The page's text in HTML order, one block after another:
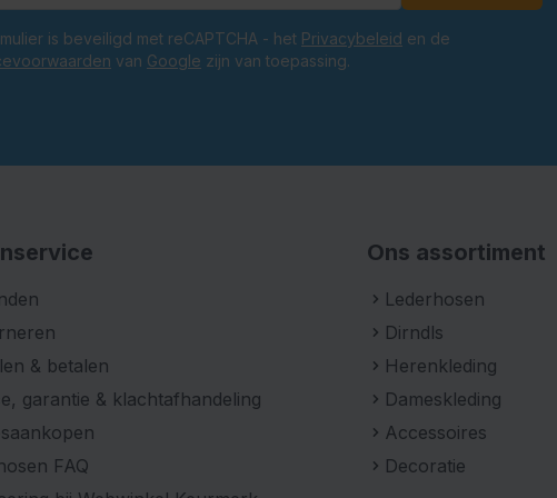
is beveiligd met reCAPTCHA - het Privacybeleid en de
van Google zijn van toepassing.
& betalen
garantie & klachtafhandeling
FAQ
Ons assortiment
Lederhosen
Dirndls
Herenkleding
Dameskleding
Accessoires
Decoratie